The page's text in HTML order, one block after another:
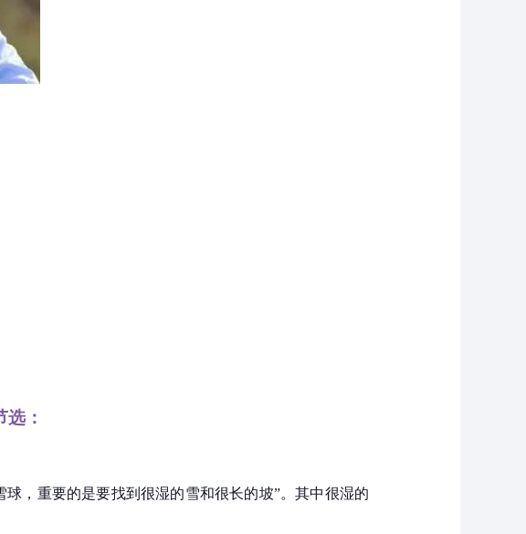
：
，重要的是要找到很湿的雪和很长的坡”。其中很湿的